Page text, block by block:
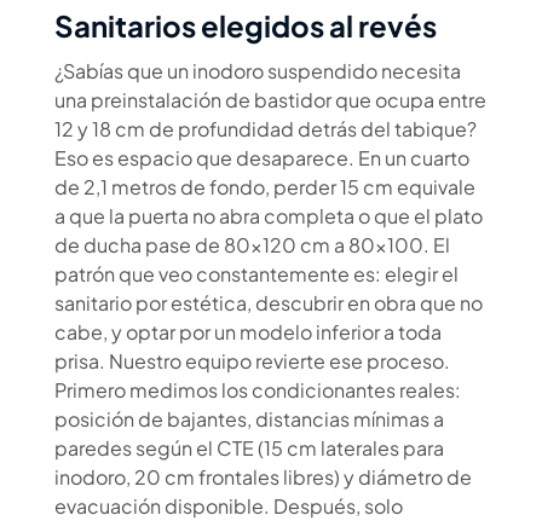
Sanitarios elegidos al revés
¿Sabías que un inodoro suspendido necesita
una preinstalación de bastidor que ocupa entre
12 y 18 cm de profundidad detrás del tabique?
Eso es espacio que desaparece. En un cuarto
de 2,1 metros de fondo, perder 15 cm equivale
a que la puerta no abra completa o que el plato
de ducha pase de 80×120 cm a 80×100. El
patrón que veo constantemente es: elegir el
sanitario por estética, descubrir en obra que no
cabe, y optar por un modelo inferior a toda
prisa. Nuestro equipo revierte ese proceso.
Primero medimos los condicionantes reales:
posición de bajantes, distancias mínimas a
paredes según el CTE (15 cm laterales para
inodoro, 20 cm frontales libres) y diámetro de
evacuación disponible. Después, solo